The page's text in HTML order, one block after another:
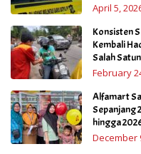
April 5,
Konsisten
Kembali
Salah
February
Alfamart
Sepanjang
hingga
December